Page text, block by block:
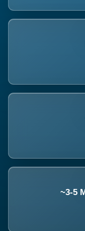
~3-5